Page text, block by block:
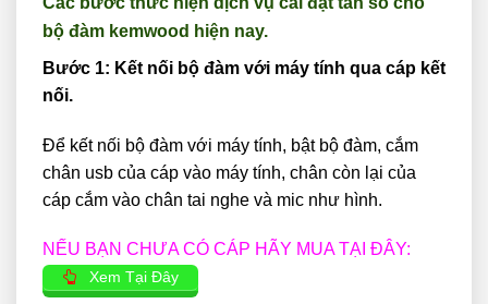
bộ đàm kemwood hiện nay.
Bước 1: Kết nối bộ đàm với máy tính qua cáp kết
nối.
Để kết nối bộ đàm với máy tính, bật bộ đàm, cắm
chân usb của cáp vào máy tính, chân còn lại của
cáp cắm vào chân tai nghe và mic như hình.
NẾU BẠN CHƯA CÓ CÁP HÃY MUA TẠI ĐÂY:
Xem Tại Đây